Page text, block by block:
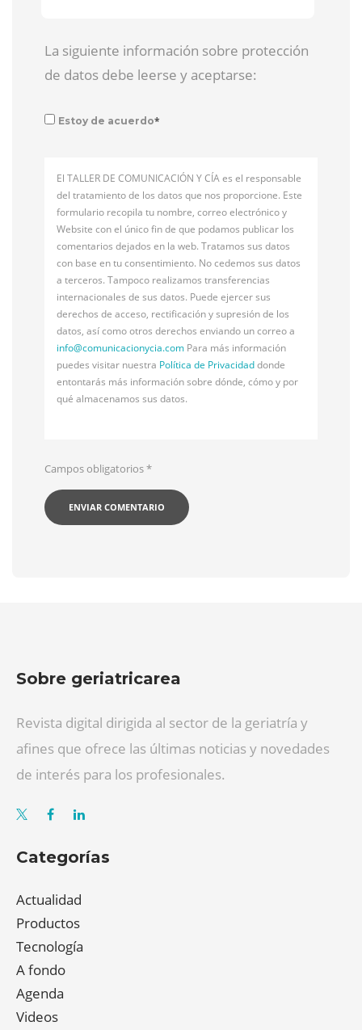
La siguiente información sobre protección
de datos debe leerse y aceptarse:
Estoy de acuerdo*
El TALLER DE COMUNICACIÓN Y CÍA es el responsable
del tratamiento de los datos que nos proporcione. Este
formulario recopila tu nombre, correo electrónico y
Website con el único fin de que podamos publicar los
comentarios dejados en la web. Tratamos sus datos
con base en tu consentimiento. No cedemos sus datos
a terceros. Tampoco realizamos transferencias
internacionales de sus datos. Puede ejercer sus
derechos de acceso, rectificación y supresión de los
datos, así como otros derechos enviando un correo a
info@comunicacionycia.com Para más información
puedes visitar nuestra Política de Privacidaddonde
entontarás más información sobre dónde, cómo y por
qué almacenamos sus datos.
Campos obligatorios*
Sobre geriatricarea
Revista digital dirigida al sector de la geriatría y
afines que ofrece las últimas noticias y novedades
de interés para los profesionales.
Categorías
Actualidad
Productos
Tecnología
A fondo
Agenda
Videos